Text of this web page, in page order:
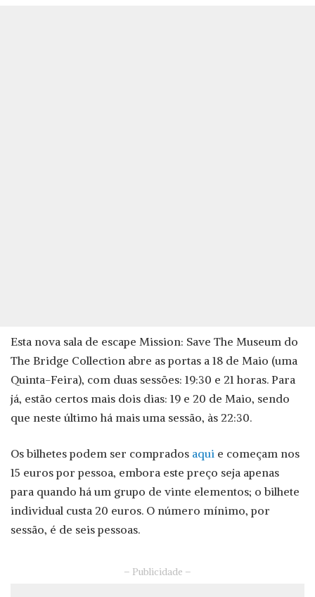
Esta nova sala de escape Mission: Save The Museum do
The Bridge Collection abre as portas a 18 de Maio (uma
Quinta-Feira), com duas sessões: 19:30 e 21 horas. Para
já, estão certos mais dois dias: 19 e 20 de Maio, sendo
que neste último há mais uma sessão, às 22:30.
Os bilhetes podem ser comprados aqui e começam nos
15 euros por pessoa, embora este preço seja apenas
para quando há um grupo de vinte elementos; o bilhete
individual custa 20 euros. O número mínimo, por
sessão, é de seis pessoas.
– Publicidade –